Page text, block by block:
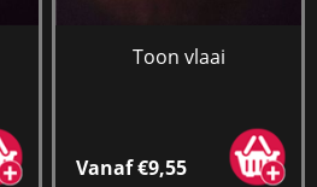
Toon vlaai
Vanaf €9,55